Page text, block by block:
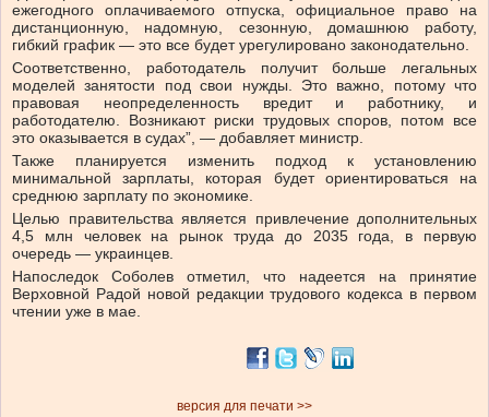
ежегодного оплачиваемого отпуска, официальное право на
дистанционную, надомную, сезонную, домашнюю работу,
гибкий график — это все будет урегулировано законодательно.
Соответственно, работодатель получит больше легальных
моделей занятости под свои нужды. Это важно, потому что
правовая неопределенность вредит и работнику, и
работодателю. Возникают риски трудовых споров, потом все
это оказывается в судах”, — добавляет министр.
Также планируется изменить подход к установлению
минимальной зарплаты, которая будет ориентироваться на
среднюю зарплату по экономике.
Целью правительства является привлечение дополнительных
4,5 млн человек на рынок труда до 2035 года, в первую
очередь — украинцев.
Напоследок Соболев отметил, что надеется на принятие
Верховной Радой новой редакции трудового кодекса в первом
чтении уже в мае.
версия для печати >>